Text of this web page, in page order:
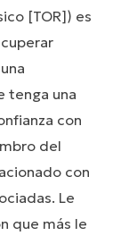
[TOR]) es
tenga una
con
del
con
Le
que más le